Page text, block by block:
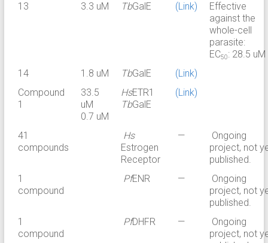
13
3.3 uM TbGalE (Link)
Effective
against the
whole-cell
parasite:
EC50: 28.5 uM
14
1.8 uM TbGalE
(Link)
Compound
1
33.5
uM
0.7 uM
HsETR1
TbGalE
(Link)
41
compounds
Hs
Estrogen
Receptor
—
Ongoing
project, not
published.
1
compound
PfENR —
Ongoing
project, not
published.
1
compound
PfDHFR —
Ongoing
project, not